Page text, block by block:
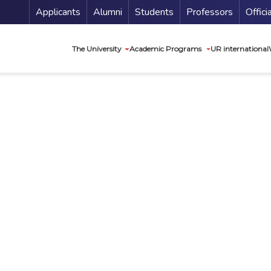
Menu Secundario
Applicants Alumni Students Professors
The University Academic Programs UR international